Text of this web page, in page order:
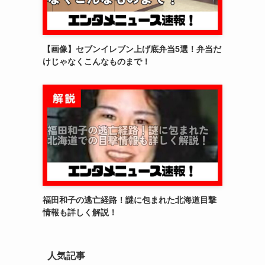
【画像】セブンイレブン上げ底弁当5選！弁当だ
けじゃなくこんなものまで！
福田和子の逃亡経路！謎に包まれた北海道目撃
情報も詳しく解説！
人気記事